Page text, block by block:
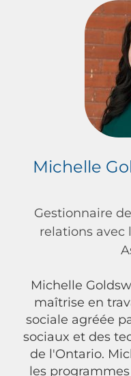
Michelle
Gestionnaire
relations avec
Michelle
maîtrise en
sociale agréée
sociaux et des
de l'Ontario.
les